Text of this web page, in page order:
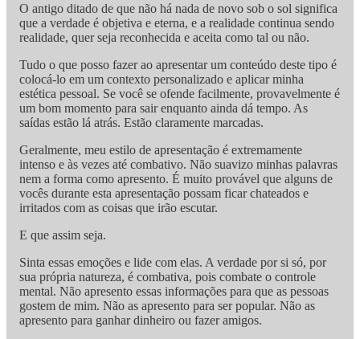
O antigo ditado de que não há nada de novo sob o sol significa
que a verdade é objetiva e eterna, e a realidade continua sendo
realidade, quer seja reconhecida e aceita como tal ou não.
Tudo o que posso fazer ao apresentar um conteúdo deste tipo é
colocá-lo em um contexto personalizado e aplicar minha
estética pessoal. Se você se ofende facilmente, provavelmente é
um bom momento para sair enquanto ainda dá tempo. As
saídas estão lá atrás. Estão claramente marcadas.
Geralmente, meu estilo de apresentação é extremamente
intenso e às vezes até combativo. Não suavizo minhas palavras
nem a forma como apresento. É muito provável que alguns de
vocês durante esta apresentação possam ficar chateados e
irritados com as coisas que irão escutar.
E que assim seja.
Sinta essas emoções e lide com elas. A verdade por si só, por
sua própria natureza, é combativa, pois combate o controle
mental. Não apresento essas informações para que as pessoas
gostem de mim. Não as apresento para ser popular. Não as
apresento para ganhar dinheiro ou fazer amigos.